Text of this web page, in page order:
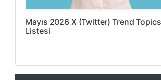
Mayıs 2026 X (Twitter) Trend Topics
Listesi